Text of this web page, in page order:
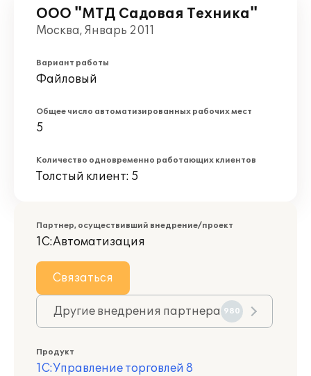
ООО "МТД Садовая Техника"
Москва, Январь 2011
Вариант работы
Файловый
Общее число автоматизированных рабочих мест
5
Количество одновременно работающих клиентов
Толстый клиент: 5
Партнер, осуществивший внедрение/проект
1С:Автоматизация
Связаться
Другие внедрения партнера 980
Продукт
1С:Управление торговлей 8